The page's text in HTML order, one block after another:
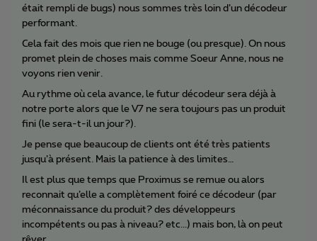
était rempli de bugs) nous sommes très loin d’un décodeur
performant.
Cela fait des mois que rien ne bouge (ou presque). On nous
promet plein de choses mais comme Soeur Anne, nous ne
voyons rien venir.
Au rythme où cela avance, le futur décodeur sera déjà à
notre porte alors que le V7 ne sera toujours pas un produit
fini (le sera-t-il un jour?).
Je pense que beaucoup de clients ont été très patients
jusqu’à présent. Mais la patience à des limites…
Il est plus que temps que Proximus se remue ou alors
reconnait qu’elle a complètement foiré ce décodeur (par
méconnaissance du produit? des développeurs
incompétents ou pas à niveau? etc...) mais bon, là on peut